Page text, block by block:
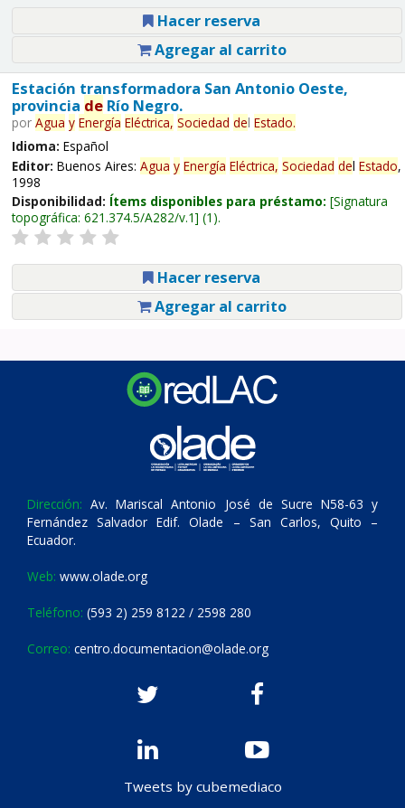
Hacer reserva
Agregar al carrito
Estación transformadora San Antonio Oeste,
provincia deRío Negro.
por Agua y Energía Eléctrica, Sociedad del Estado.
Idioma: Español
Editor: Buenos Aires: Agua y Energía Eléctrica, Sociedad del Estado,
1998
Disponibilidad: Ítems disponibles para préstamo: Signatura
topográfica: 621.374.5/A282/v.1 (1).
Hacer reserva
Agregar al carrito
Dirección: Av. Mariscal Antonio José de Sucre N58-63 y
Fernández Salvador Edif. Olade – San Carlos, Quito –
Ecuador.
Web: www.olade.org
Teléfono: (593 2) 259 8122 / 2598 280
Correo: centro.documentacion@olade.org
Tweets by cubemediaco